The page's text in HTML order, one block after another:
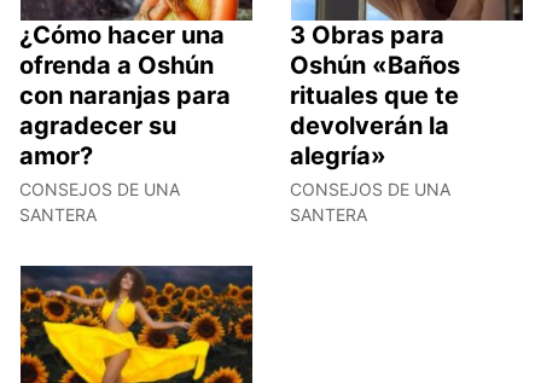
¿Cómo hacer una
ofrenda a Oshún
con naranjas para
agradecer su
amor?
CONSEJOS DE UNA
SANTERA
3 Obras para
Oshún «Baños
rituales que te
devolverán la
alegría»
CONSEJOS DE UNA
SANTERA